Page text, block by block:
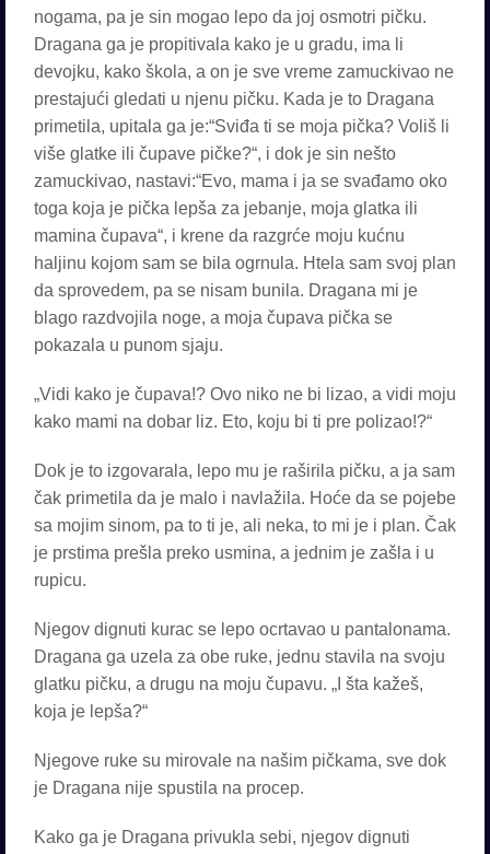
nogama, pa je sin mogao lepo da joj osmotri pičku.
Dragana ga je propitivala kako je u gradu, ima li
devojku, kako škola, a on je sve vreme zamuckivao ne
prestajući gledati u njenu pičku. Kada je to Dragana
primetila, upitala ga je:“Sviđa ti se moja pička? Voliš li
više glatke ili čupave pičke?“, i dok je sin nešto
zamuckivao, nastavi:“Evo, mama i ja se svađamo oko
toga koja je pička lepša za jebanje, moja glatka ili
mamina čupava“, i krene da razgrće moju kućnu
haljinu kojom sam se bila ogrnula. Htela sam svoj plan
da sprovedem, pa se nisam bunila. Dragana mi je
blago razdvojila noge, a moja čupava pička se
pokazala u punom sjaju.
„Vidi kako je čupava!? Ovo niko ne bi lizao, a vidi moju
kako mami na dobar liz. Eto, koju bi ti pre polizao!?“
Dok je to izgovarala, lepo mu je raširila pičku, a ja sam
čak primetila da je malo i navlažila. Hoće da se pojebe
sa mojim sinom, pa to ti je, ali neka, to mi je i plan. Čak
je prstima prešla preko usmina, a jednim je zašla i u
rupicu.
Njegov dignuti kurac se lepo ocrtavao u pantalonama.
Dragana ga uzela za obe ruke, jednu stavila na svoju
glatku pičku, a drugu na moju čupavu. „I šta kažeš,
koja je lepša?“
Njegove ruke su mirovale na našim pičkama, sve dok
je Dragana nije spustila na procep.
Kako ga je Dragana privukla sebi, njegov dignuti